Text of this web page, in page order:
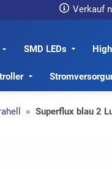
Verkauf
SMD LEDs
Superflux blau 2